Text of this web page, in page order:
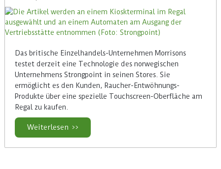
Das britische Einzelhandels-Unternehmen Morrisons
testet derzeit eine Technologie des norwegischen
Unternehmens Strongpoint in seinen Stores. Sie
ermöglicht es den Kunden, Raucher-Entwöhnungs-
Produkte über eine spezielle Touchscreen-Oberfläche am
Regal zu kaufen.
Weiterlesen >>